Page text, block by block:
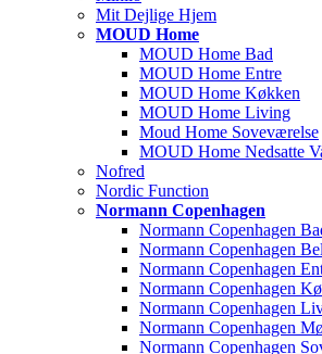
Mit Dejlige Hjem
MOUD Home
MOUD Home Bad
MOUD Home Entre
MOUD Home Køkken
MOUD Home Living
Moud Home Soveværelse
MOUD Home Nedsatte
Nofred
Nordic Function
Normann Copenhagen
Normann Copenhagen
Normann Copenhagen
Normann Copenhagen
Normann Copenhagen
Normann Copenhagen
Normann Copenhagen
Normann Copenhagen